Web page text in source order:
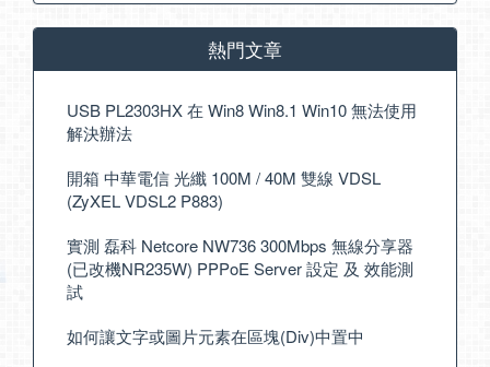
熱門文章
USB PL2303HX 在 Win8 Win8.1 Win10 無法使用
解決辦法
開箱 中華電信 光纖 100M / 40M 雙線 VDSL
(ZyXEL VDSL2 P883)
實測 磊科 Netcore NW736 300Mbps 無線分享器
(已改機NR235W) PPPoE Server 設定 及 效能測
試
如何讓文字或圖片元素在區塊(Div)中置中